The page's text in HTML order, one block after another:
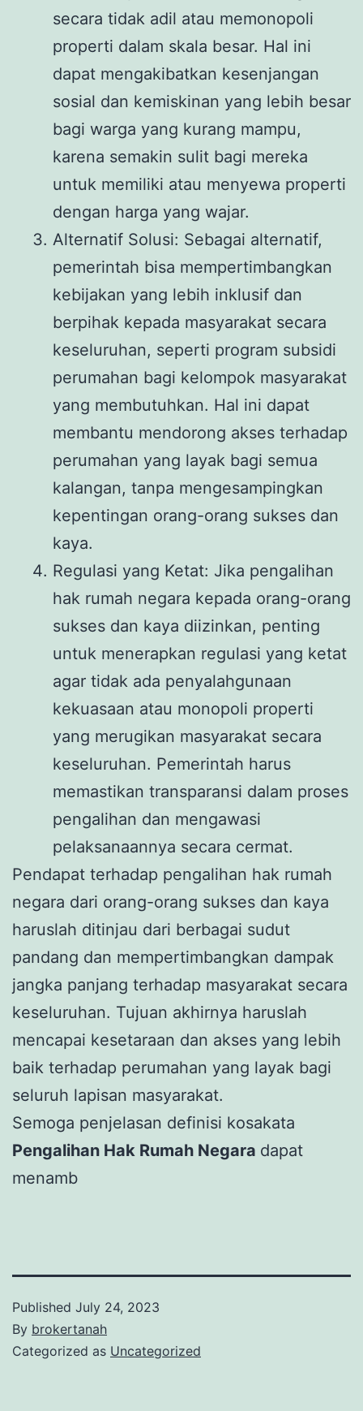
secara tidak adil atau memonopoli
properti dalam skala besar. Hal ini
dapat mengakibatkan kesenjangan
sosial dan kemiskinan yang lebih besar
bagi warga yang kurang mampu,
karena semakin sulit bagi mereka
untuk memiliki atau menyewa properti
dengan harga yang wajar.
Alternatif Solusi: Sebagai alternatif,
pemerintah bisa mempertimbangkan
kebijakan yang lebih inklusif dan
berpihak kepada masyarakat secara
keseluruhan, seperti program subsidi
perumahan bagi kelompok masyarakat
yang membutuhkan. Hal ini dapat
membantu mendorong akses terhadap
perumahan yang layak bagi semua
kalangan, tanpa mengesampingkan
kepentingan orang-orang sukses dan
kaya.
Regulasi yang Ketat: Jika pengalihan
hak rumah negara kepada orang-orang
sukses dan kaya diizinkan, penting
untuk menerapkan regulasi yang ketat
agar tidak ada penyalahgunaan
kekuasaan atau monopoli properti
yang merugikan masyarakat secara
keseluruhan. Pemerintah harus
memastikan transparansi dalam proses
pengalihan dan mengawasi
pelaksanaannya secara cermat.
Pendapat terhadap pengalihan hak rumah
negara dari orang-orang sukses dan kaya
haruslah ditinjau dari berbagai sudut
pandang dan mempertimbangkan dampak
jangka panjang terhadap masyarakat secara
keseluruhan. Tujuan akhirnya haruslah
mencapai kesetaraan dan akses yang lebih
baik terhadap perumahan yang layak bagi
seluruh lapisan masyarakat.
Semoga penjelasan definisi kosakata
Pengalihan Hak Rumah Negara dapat
menamb
Published July 24, 2023
By brokertanah
Categorized as Uncategorized